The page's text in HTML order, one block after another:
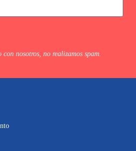
con nosotros, no realizamos spam.